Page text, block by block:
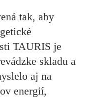
tak, aby
TAURIS je
skladu a
aj na
energií,